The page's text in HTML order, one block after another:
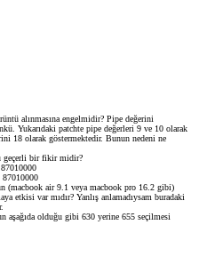
alınmasına engelmidir? Pipe değerini
Yukarıdaki patchte pipe değerleri 9 ve 10 olarak
18 olarak göstermektedir. Bunun nedeni ne
geçerli bir fikir midir?
87010000
(macbook air 9.1 veya macbook pro 16.2 gibi)
etkisi var mıdır? Yanlış anlamadıysam buradaki
aşağıda olduğu gibi 630 yerine 655 seçilmesi